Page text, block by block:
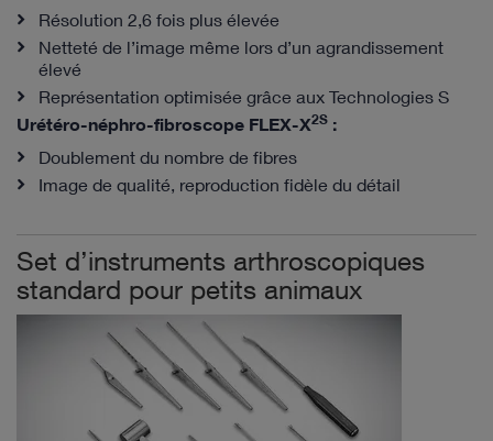
Résolution 2,6 fois plus élevée
Netteté de l’image même lors d’un agrandissement
élevé
Représentation optimisée grâce aux Technologies S
Urétéro-néphro-fibroscope FLEX-X2S :
Doublement du nombre de fibres
Image de qualité, reproduction fidèle du détail
Set d’instruments arthroscopiques
standard pour petits animaux